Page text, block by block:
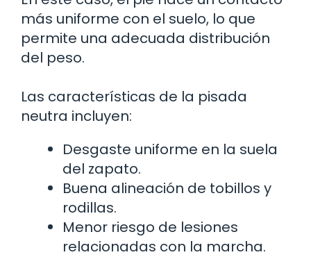
más uniforme con el suelo, lo que
permite una adecuada distribución
del peso.
Las características de la pisada
neutra incluyen:
Desgaste uniforme en la suela
del zapato.
Buena alineación de tobillos y
rodillas.
Menor riesgo de lesiones
relacionadas con la marcha.